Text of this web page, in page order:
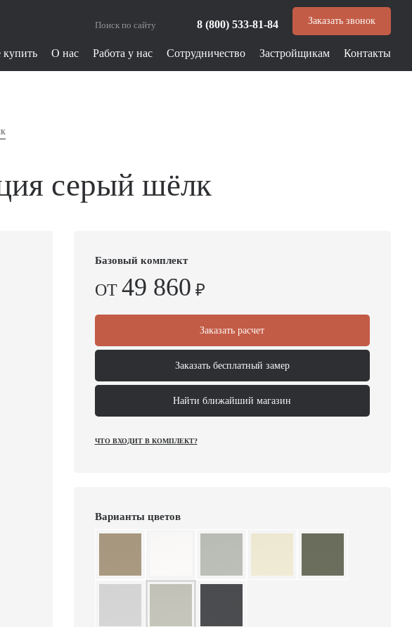
8 (800) 533-81-84 Заказать звонок
купить О нас Работа у нас Сотрудничество Застройщикам Контакты
серый шёлк
Базовый комплект
ОТ 49 860 ₽
Заказать расчет
Заказать бесплатный замер
Найти ближайший магазин
ЧТО ВХОДИТ В КОМПЛЕКТ?
Варианты цветов